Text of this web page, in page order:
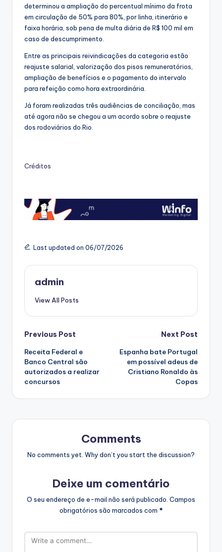
determinou a ampliação do percentual mínimo da frota
em circulação de 50% para 80%, por linha, itinerário e
faixa horária, sob pena de multa diária de R$ 100 mil em
caso de descumprimento.
Entre as principais reivindicações da categoria estão
reajuste salarial, valorização dos pisos remuneratórios,
ampliação de benefícios e o pagamento do intervalo
para refeição como hora extraordinária.
Já foram realizadas três audiências de conciliação, mas
até agora não se chegou a um acordo sobre o reajuste
dos rodoviários do Rio.
Créditos
Last updated on 06/07/2026
admin
View All Posts
Post
navigation
Previous Post
Receita Federal e
Banco Central são
autorizados a realizar
concursos
Next Post
Espanha bate Portugal
em possível adeus de
Cristiano Ronaldo às
Copas
Comments
No comments yet. Why don’t you start the discussion?
Deixe um comentário
O seu endereço de e-mail não será publicado. Campos
obrigatórios são marcados com *